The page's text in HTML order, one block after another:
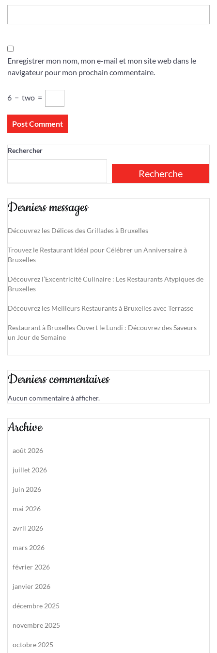
Enregistrer mon nom, mon e-mail et mon site web dans le
navigateur pour mon prochain commentaire.
6 − two =
Rechercher
Recherche
Derniers messages
Découvrez les Délices des Grillades à Bruxelles
Trouvez le Restaurant Idéal pour Célébrer un Anniversaire à
Bruxelles
Découvrez l’Excentricité Culinaire : Les Restaurants Atypiques de
Bruxelles
Découvrez les Meilleurs Restaurants à Bruxelles avec Terrasse
Restaurant à Bruxelles Ouvert le Lundi : Découvrez des Saveurs
un Jour de Semaine
Derniers commentaires
Aucun commentaire à afficher.
Archive
août 2026
juillet 2026
juin 2026
mai 2026
avril 2026
mars 2026
février 2026
janvier 2026
décembre 2025
novembre 2025
octobre 2025